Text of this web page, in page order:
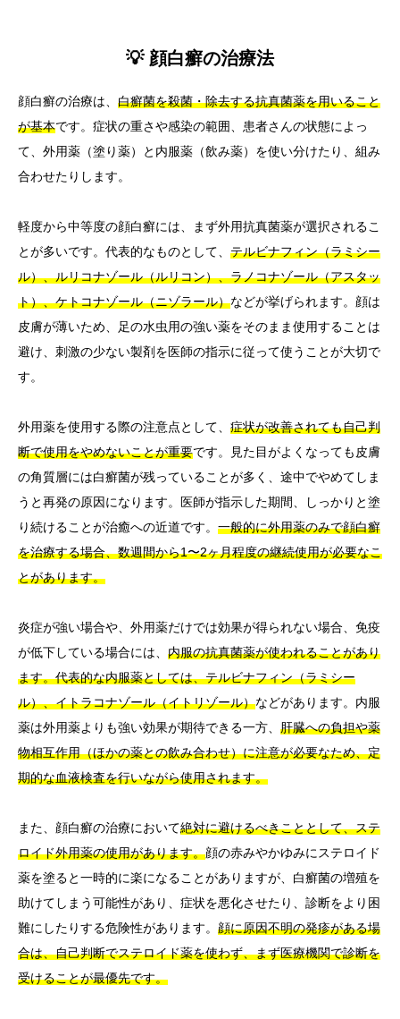
💡 顔白癬の治療法
顔白癬の治療は、 白癬菌を殺菌・除去する抗真菌薬を用いること
が基本です。症状の重さや感染の範囲、患者さんの状態によっ
て、外用薬（塗り薬）と内服薬（飲み薬）を使い分けたり、組み
合わせたりします。
軽度から中等度の顔白癬には、まず外用抗真菌薬が選択されるこ
とが多いです。代表的なものとして、 テルビナフィン（ラミシー
ル）、ルリコナゾール（ルリコン）、ラノコナゾール（アスタッ
ト）、ケトコナゾール（ニゾラール）などが挙げられます。顔は
皮膚が薄いため、足の水虫用の強い薬をそのまま使用することは
避け、刺激の少ない製剤を医師の指示に従って使うことが大切で
す。
外用薬を使用する際の注意点として、 症状が改善されても自己判
断で使用をやめないことが重要です。見た目がよくなっても皮膚
の角質層には白癬菌が残っていることが多く、途中でやめてしま
うと再発の原因になります。医師が指示した期間、しっかりと塗
り続けることが治癒への近道です。 一般的に外用薬のみで顔白癬
を治療する場合、数週間から1〜2ヶ月程度の継続使用が必要なこ
とがあります。
炎症が強い場合や、外用薬だけでは効果が得られない場合、免疫
が低下している場合には、 内服の抗真菌薬が使われることがあり
ます。代表的な内服薬としては、テルビナフィン（ラミシー
ル）、イトラコナゾール（イトリゾール）などがあります。内服
薬は外用薬よりも強い効果が期待できる一方、 肝臓への負担や薬
物相互作用（ほかの薬との飲み合わせ）に注意が必要なため、定
期的な血液検査を行いながら使用されます。
また、顔白癬の治療において絶対に避けるべきこととして、ステ
ロイド外用薬の使用があります。顔の赤みやかゆみにステロイド
薬を塗ると一時的に楽になることがありますが、白癬菌の増殖を
助けてしまう可能性があり、症状を悪化させたり、診断をより困
難にしたりする危険性があります。 顔に原因不明の発疹がある場
合は、自己判断でステロイド薬を使わず、まず医療機関で診断を
受けることが最優先です。